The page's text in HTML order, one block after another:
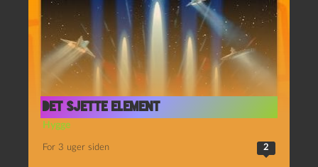
det sjette element
Hygge
For 3 uger siden 2